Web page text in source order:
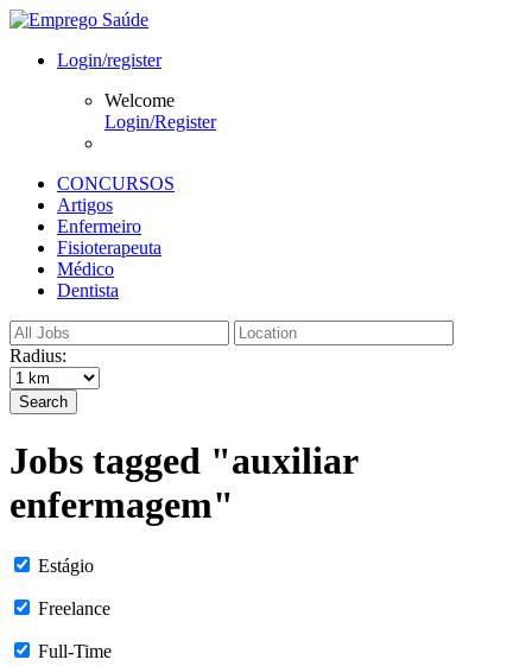
Login/register
Welcome
Login/Register
CONCURSOS
Artigos
Enfermeiro
Fisioterapeuta
Médico
Dentista
Radius:
Search
Jobs tagged "auxiliar
enfermagem"
Estágio
Freelance
Full-Time